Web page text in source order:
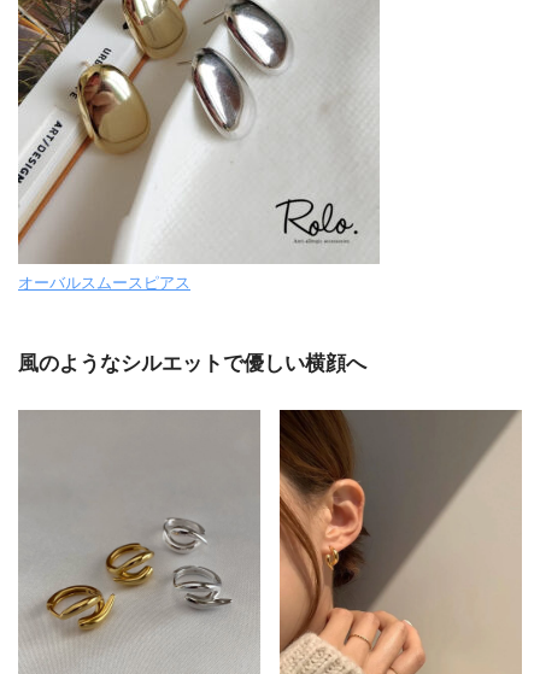
オーバルスムースピアス
風のようなシルエットで優しい横顔へ